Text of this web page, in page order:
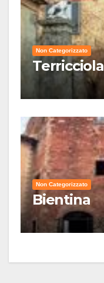
Non Categorizzato
Terricciola
Non Categorizzato
Bientina